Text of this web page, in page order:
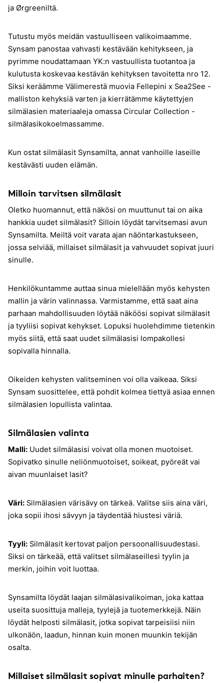
ja Ørgreeniltä.
Tutustu myös meidän vastuulliseen valikoimaamme.
Synsam panostaa vahvasti kestävään kehitykseen, ja
pyrimme noudattamaan YK:n vastuullista tuotantoa ja
kulutusta koskevaa kestävän kehityksen tavoitetta nro 12.
Siksi keräämme Välimerestä muovia Fellepini x Sea2See -
malliston kehyksiä varten ja kierrätämme käytettyjen
silmälasien materiaaleja omassa Circular Collection -
silmälasikokoelmassamme.
Kun ostat silmälasit Synsamilta, annat vanhoille laseille
kestävästi uuden elämän.
Milloin tarvitsen silmälasit
Oletko huomannut, että näkösi on muuttunut tai on aika
hankkia uudet silmälasit? Silloin löydät tarvitsemasi avun
Synsamilta. Meiltä voit varata ajan näöntarkastukseen,
jossa selviää, millaiset silmälasit ja vahvuudet sopivat juuri
sinulle.
Henkilökuntamme auttaa sinua mielellään myös kehysten
mallin ja värin valinnassa. Varmistamme, että saat aina
parhaan mahdollisuuden löytää näköösi sopivat silmälasit
ja tyyliisi sopivat kehykset. Lopuksi huolehdimme tietenkin
myös siitä, että saat uudet silmälasisi lompakollesi
sopivalla hinnalla.
Oikeiden kehysten valitseminen voi olla vaikeaa. Siksi
Synsam suosittelee, että pohdit kolmea tiettyä asiaa ennen
silmälasien lopullista valintaa.
Silmälasien valinta
Malli: Uudet silmälasisi voivat olla monen muotoiset.
Sopivatko sinulle neliönmuotoiset, soikeat, pyöreät vai
aivan muunlaiset lasit?
Väri: Silmälasien värisävy on tärkeä. Valitse siis aina väri,
joka sopii ihosi sävyyn ja täydentää hiustesi väriä.
Tyyli: Silmälasit kertovat paljon persoonallisuudestasi.
Siksi on tärkeää, että valitset silmälaseillesi tyylin ja
merkin, joihin voit luottaa.
Synsamilta löydät laajan silmälasivalikoiman, joka kattaa
useita suosittuja malleja, tyylejä ja tuotemerkkejä. Näin
löydät helposti silmälasit, jotka sopivat tarpeisiisi niin
ulkonäön, laadun, hinnan kuin monen muunkin tekijän
osalta.
Millaiset silmälasit sopivat minulle parhaiten?